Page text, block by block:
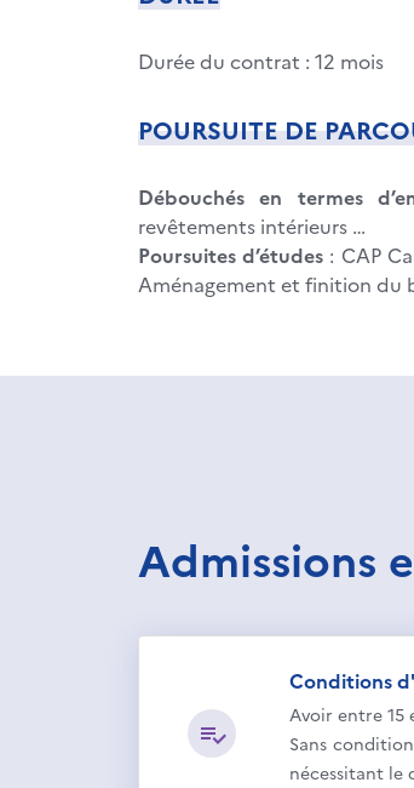
Durée du contrat : 12 mois
POURSUITE DE
Débouchés en termes
revêtements intérieurs …
Poursuites d’études : CAP
Aménagement et finition du
Admissions
Conditions
Avoir entre 15
Sans
nécessitant le